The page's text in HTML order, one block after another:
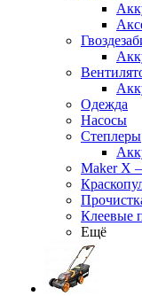
Одежда
Насосы
Степлеры
Maker X
Клеевые
Ещё